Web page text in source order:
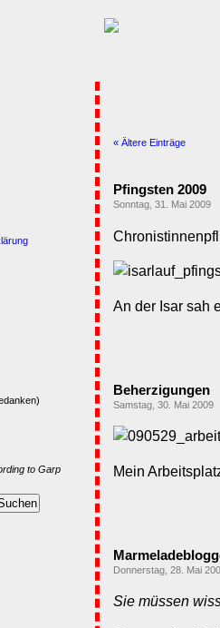
« Ältere Einträge
Pfingsten 2009
Sonntag, 31. Mai 2009
An der Isar sah
Beherzigungen
Samstag, 30. Mai 2009
Mein
Donnerstag, 28. Mai
Sie müssen
to Garp